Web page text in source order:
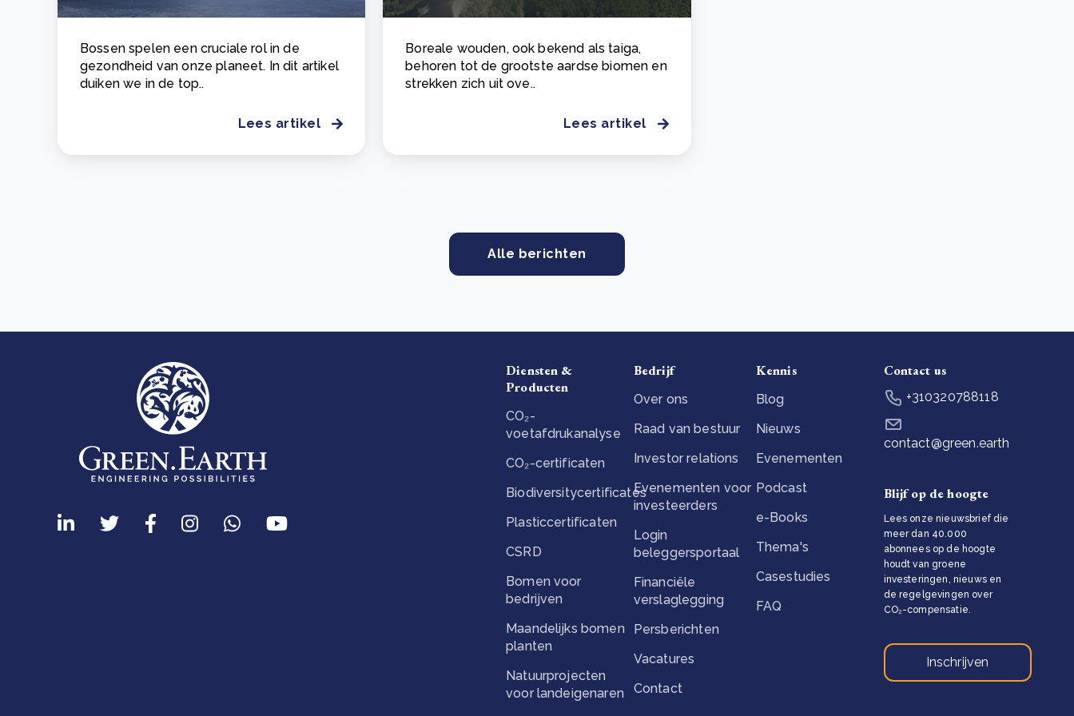
Bossen spelen een cruciale rol in de
gezondheid van onze planeet. In dit artikel
duiken we in de top..
Lees artikel
Boreale wouden, ook bekend als taiga,
behoren tot de grootste aardse biomen en
strekken zich uit ove..
Lees artikel
Alle berichten
Diensten &
Producten
CO₂-
voetafdrukanalyse
CO₂-certificaten
Biodiversitycertificates
Plasticcertificaten
CSRD
Bomen voor
bedrijven
Maandelijks bomen
planten
Natuurprojecten
voor landeigenaren
Bedrijf
Over ons
Raad van bestuur
Investor relations
Evenementen voor
investeerders
Login
beleggersportaal
Financiële
verslaglegging
Persberichten
Vacatures
Contact
Kennis
Blog
Nieuws
Evenementen
Podcast
e-Books
Thema's
Casestudies
FAQ
Contact us
+310320788118
contact@green.earth
Blijf op de hoogte
Lees onze nieuwsbrief die
meer dan 40.000
abonnees op de hoogte
houdt van groene
investeringen, nieuws en
de regelgevingen over
CO₂-compensatie.
Inschrijven